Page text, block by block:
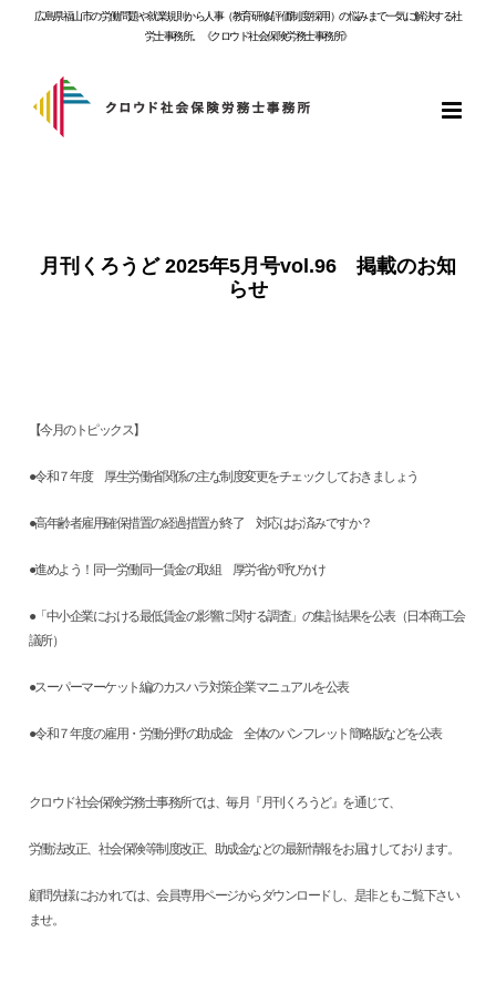
広島県福山市の労働問題や就業規則から人事（教育研修/評価制度/採用）の悩みまで一気に解決する社
労士事務所。《クロウド社会保険労務士事務所》
月刊くろうど 2025年5月号vol.96 掲載のお知
らせ
【今月のトピックス】
●令和７年度 厚生労働省関係の主な制度変更をチェックしておきましょう
●高年齢者雇用確保措置の経過措置が終了 対応はお済みですか？
●進めよう！同一労働同一賃金の取組 厚労省が呼びかけ
●「中小企業における最低賃金の影響に関する調査」の集計結果を公表（日本商工会
議所）
●スーパーマーケット編のカスハラ対策企業マニュアルを公表
●令和７年度の雇用・労働分野の助成金 全体のパンフレット簡略版などを公表
クロウド社会保険労務士事務所では、毎月『月刊くろうど』を通じて、
労働法改正、社会保険等制度改正、助成金などの最新情報をお届けしております。
顧問先様におかれては、会員専用ページからダウンロードし、是非ともご覧下さい
ませ。